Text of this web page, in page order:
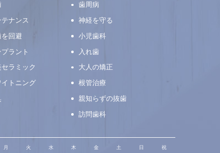
ナンス
回避
ラント
ラミック
イトニング
歯周病
神経を守る
小児歯科
入れ歯
大人の矯正
根管治療
親知らずの抜歯
訪問歯科
月 火 水 木 金 土 日 祝